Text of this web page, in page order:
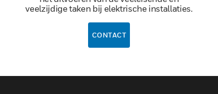
veelzijdige taken bij elektrische installaties.
CONTACT